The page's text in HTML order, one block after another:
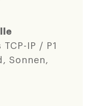
IP / P1
Sonnen,